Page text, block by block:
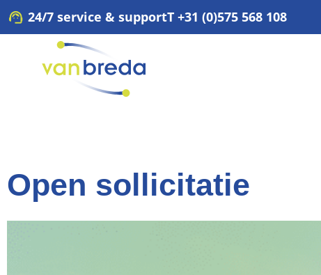
Ga
naar
24/7 service & supportT +31 (0)575 568 108
Open sollicitatie